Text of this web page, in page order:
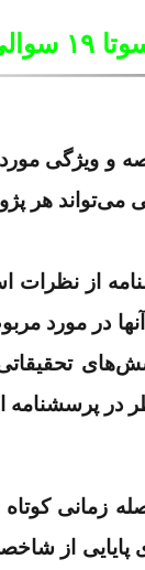
و ویژگی
می‌تواند هر
پرسشنامه از
در مورد
پرسشنامه
زمانی
پایایی از